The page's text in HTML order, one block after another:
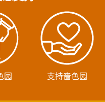
园 支持啬色园